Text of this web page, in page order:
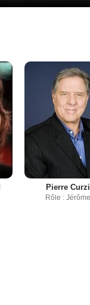
Pierre Curzi
Rôle : Jérôme